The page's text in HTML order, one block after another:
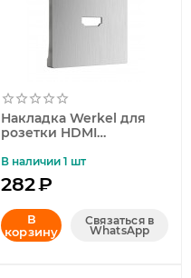
Накладка Werkel для
розетки HDMI
WL09-HDMI-CP
4690389128318
В наличии 1 шт
282₽
В
корзину
Связаться в
WhatsApp